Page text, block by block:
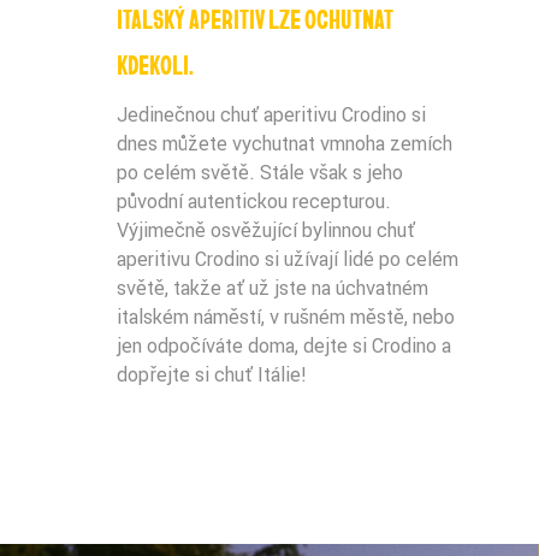
ITALSKÝ APERITIV LZE OCHUTNAT
KDEKOLI.
Jedinečnou chuť aperitivu Crodino si
dnes můžete vychutnat vmnoha zemích
po celém světě. Stále však s jeho
původní autentickou recepturou.
Výjimečně osvěžující bylinnou chuť
aperitivu Crodino si užívají lidé po celém
světě, takže ať už jste na úchvatném
italském náměstí, v rušném městě, nebo
jen odpočíváte doma, dejte si Crodino a
dopřejte si chuť Itálie!